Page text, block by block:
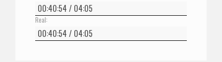
Real: